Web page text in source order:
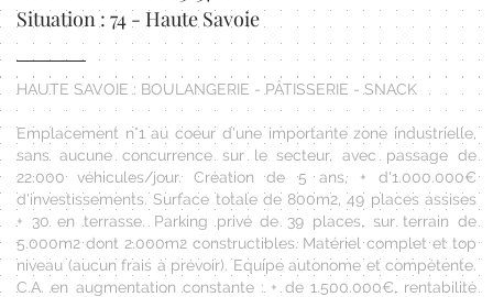
Situation : 74 - Haute Savoie
HAUTE SAVOIE : BOULANGERIE - PÂTISSERIE - SNACK
Emplacement n°1 au coeur d'une importante zone industrielle,
sans aucune concurrence sur le secteur, avec passage de
22.000 véhicules/jour. Création de 5 ans, + d'1.000.000€
d'investissements. Surface totale de 800m2, 49 places assises
+ 30 en terrasse. Parking privé de 39 places, sur terrain de
5.000m2 dont 2.000m2 constructibles. Matériel complet et top
niveau (aucun frais à prévoir). Equipe autonome et compétente.
C.A. en augmentation constante : + de 1.500.000€, rentabilité